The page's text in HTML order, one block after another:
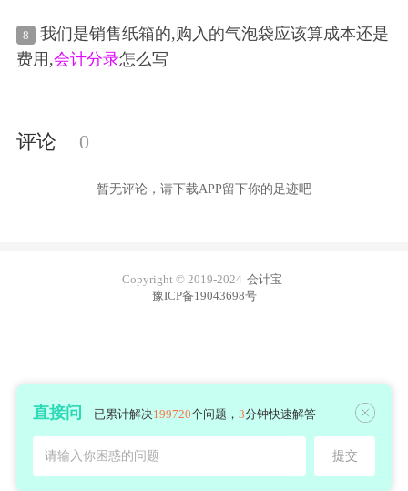
8
我们是销售纸箱的,购入的气泡袋应该算成本还是
费用,会计分录怎么写
评论 0
暂无评论，请下载APP留下你的足迹吧
Copyright © 2019-2024 会计宝
豫ICP备19043698号
直接问 已累计解决199720个问题， 3分钟快速解答
请输入你困惑的问题 提交